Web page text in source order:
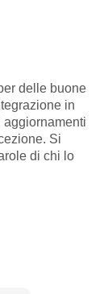
delle buone
in
Si
di chi lo